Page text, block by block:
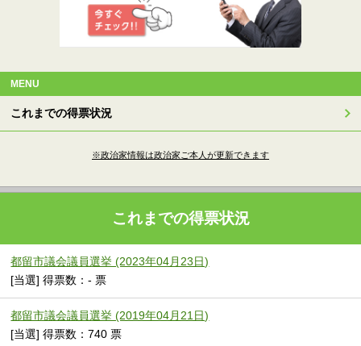
MENU
これまでの得票状況
※政治家情報は政治家ご本人が更新できます
これまでの得票状況
都留市議会議員選挙 (2023年04月23日)
[当選] 得票数：- 票
都留市議会議員選挙 (2019年04月21日)
[当選] 得票数：740 票